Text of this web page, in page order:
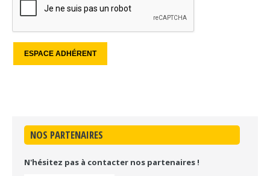
NOS PARTENAIRES
N'hésitez pas à contacter nos partenaires !